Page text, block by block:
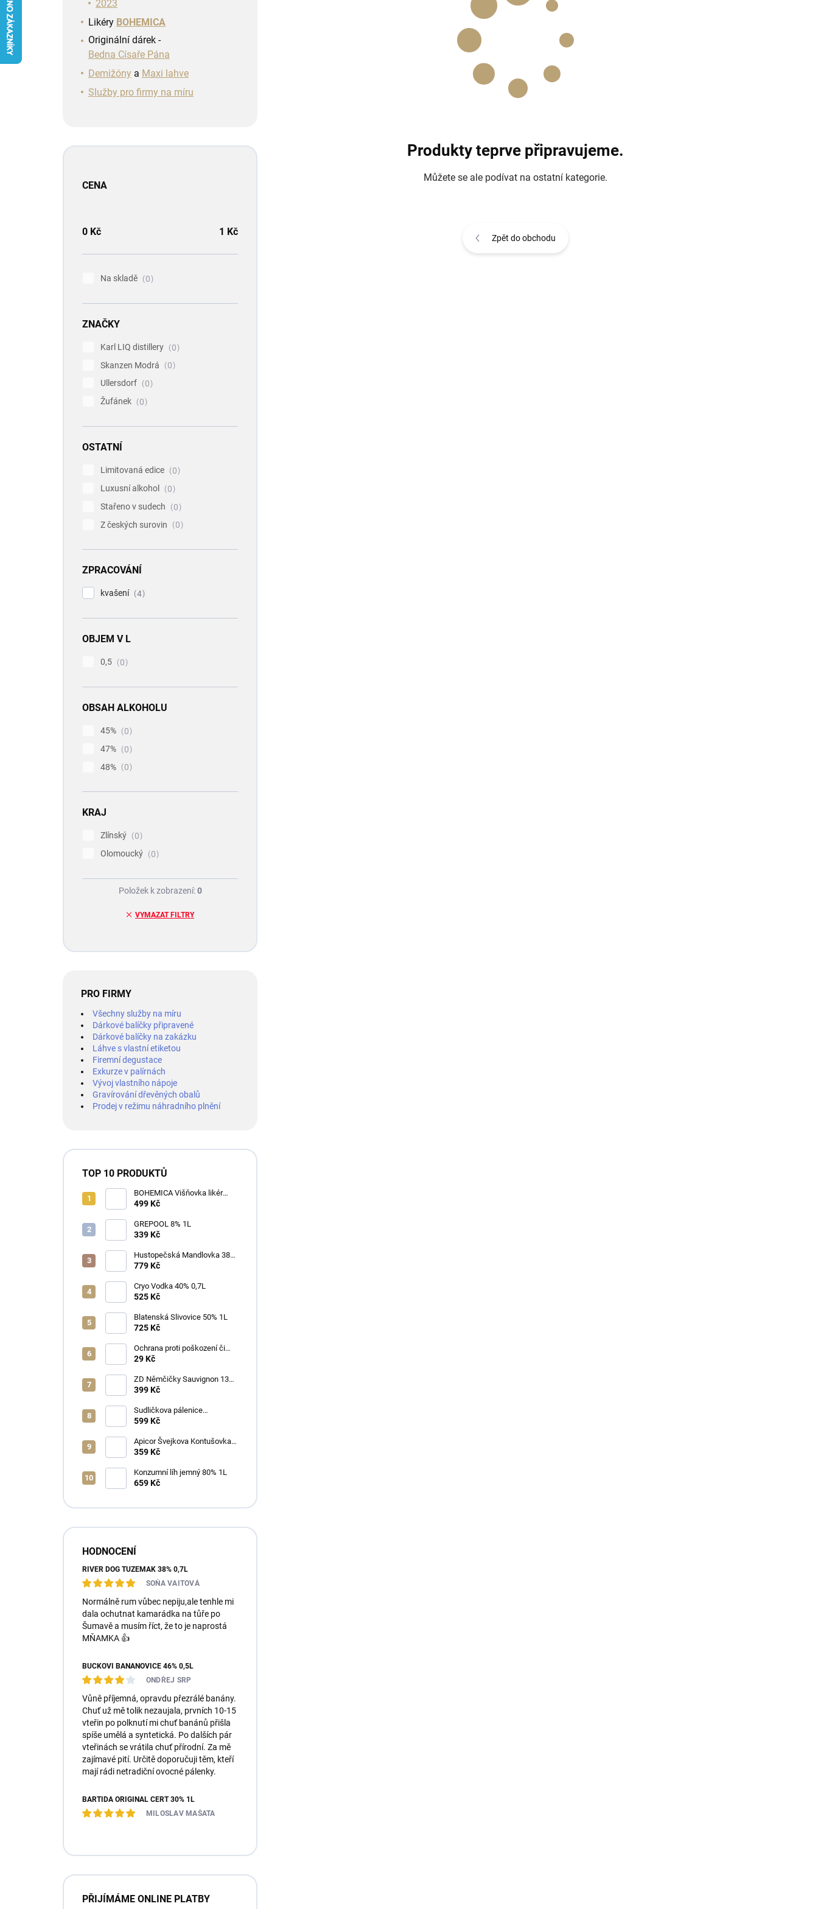
2023
Likéry BOHEMICA
Originální dárek -
Bedna Císaře Pána
Demižóny a Maxi lahve
Služby pro firmy na míru
CENA
0 Kč 1 Kč
Na skladě 0
ZNAČKY
Karl LIQ distillery
0
Skanzen Modrá
0
Ullersdorf
0
Žufánek
0
OSTATNÍ
Limitovaná edice
0
Luxusní alkohol
0
Stařeno v sudech
0
Z českých surovin
0
ZPRACOVÁNÍ
kvašení 4
OBJEM V L
0,5 0
OBSAH ALKOHOLU
45%
0
47%
0
48%
0
KRAJ
Zlínský
0
Olomoucký
0
VYMAZAT FILTRY
Položek k zobrazení:0
PRO FIRMY
Všechny služby na míru
Dárkové balíčky připravené
Dárkové balíčky na zakázku
Láhve s vlastní etiketou
Firemní degustace
Exkurze v palírnách
Vývoj vlastního nápoje
Gravírování dřevěných obalů
Prodej v režimu náhradního plnění
TOP 10 PRODUKTŮ
BOHEMICA Višňovka likér
25% 0,7L
499 Kč
GREPOOL 8% 1L
339 Kč
Hustopečská Mandlovka 38%
1L
779 Kč
Cryo Vodka 40% 0,7L
525 Kč
Blatenská Slivovice 50% 1L
725 Kč
Ochrana proti poškození či
ztrátě
29 Kč
ZD Němčičky Sauvignon 13%
2025 Bag in Box 3L - suché
399 Kč
Sudličkova pálenice
Ořechovka 30% 0,7L
599 Kč
Apicor Švejkova Kontušovka
40% 0,5L
359 Kč
Konzumní líh jemný 80% 1L
659 Kč
HODNOCENÍ
RIVER DOG TUZEMÁK 38% 0,7L
SOŇA VAITOVÁ
Normálně rum vůbec nepiju,ale tenhle mi
dala ochutnat kamarádka na tůře po
Šumavě a musím říct, že to je naprostá
MŇAMKA 👍
BUČKOVI BANÁNOVICE 46% 0,5L
ONDŘEJ SRP
Vůně příjemná, opravdu přezrálé banány.
Chuť už mě tolik nezaujala, prvních 10-15
vteřin po polknutí mi chuť banánů přišla
spíše umělá a syntetická. Po dalších pár
vteřinách se vrátila chuť přírodní. Za mě
zajímavé pití. Určitě doporučuji těm, kteří
mají rádi netradiční ovocné pálenky.
BARTIDA ORIGINÁL ČERT 30% 1L
MILOSLAV MAŠATA
PŘIJÍMÁME ONLINE PLATBY
Produkty teprve připravujeme.
Můžete se ale podívat na ostatní kategorie.
Zpět do obchodu